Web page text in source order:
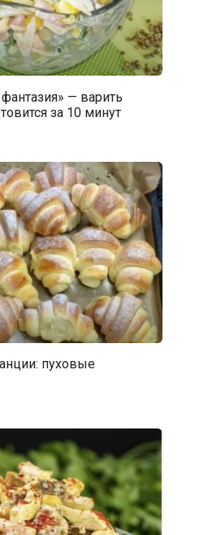
— варить
за 10 минут
пуховые